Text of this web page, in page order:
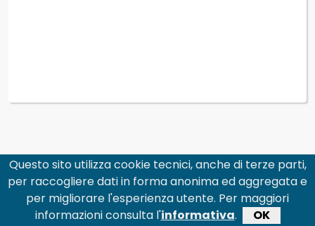
Questo sito utilizza cookie tecnici, anche di terze parti,
per raccogliere dati in forma anonima ed aggregata e
per migliorare l'esperienza utente. Per maggiori
informazioni consulta l'informativa. OK